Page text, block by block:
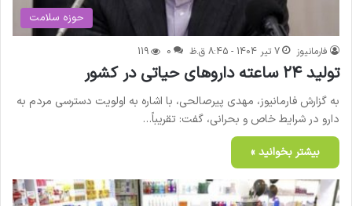
حوزه سلامت
فارمانیوز 7 تیر 1404 - 8:45 ق.ظ 0
119
تولید ۲۴ ساعته داروهای حیاتی در کشور
به گزارش فارمانیوز، مهدی پیرصالحی، با اشاره به اولویت دسترسی مردم به
دارو در شرایط خاص و بحرانی، گفت: تقریباً…
بیشتر بخوانید »